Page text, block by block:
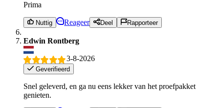
Prima
Nuttig Reageer Deel Rapporteer
Edwin Rontberg
3-8-2026
Geverifieerd
Snel geleverd, en ga nu eens lekker van het proefpakket
genieten.